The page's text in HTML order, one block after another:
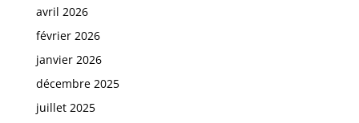
avril 2026
février 2026
janvier 2026
décembre 2025
juillet 2025